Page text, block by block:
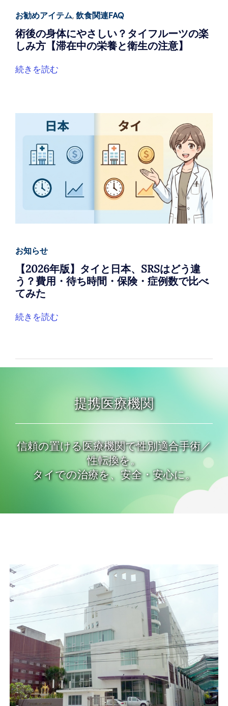
お勧めアイテム,飲食関連FAQ
術後の身体にやさしい？タイフルーツの楽
しみ方【滞在中の栄養と衛生の注意】
続きを読む
お知らせ
【2026年版】タイと日本、SRSはどう違
う？費用・待ち時間・保険・症例数で比べ
てみた
続きを読む
提携医療機関
信頼の置ける医療機関で性別適合手術／
性転換を。
タイでの治療を、安全・安心に。